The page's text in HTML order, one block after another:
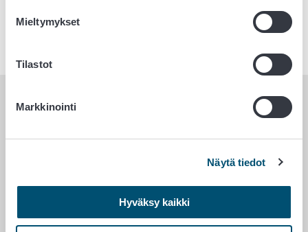
Mieltymykset
Tilastot
Markkinointi
Näytä tiedot
Hyväksy kaikki
Suunnitteletko yrityksen
kokeilla uutta liiketoimintaa?
Voit saada tukea yritystoiminnan käynnistämiseen,